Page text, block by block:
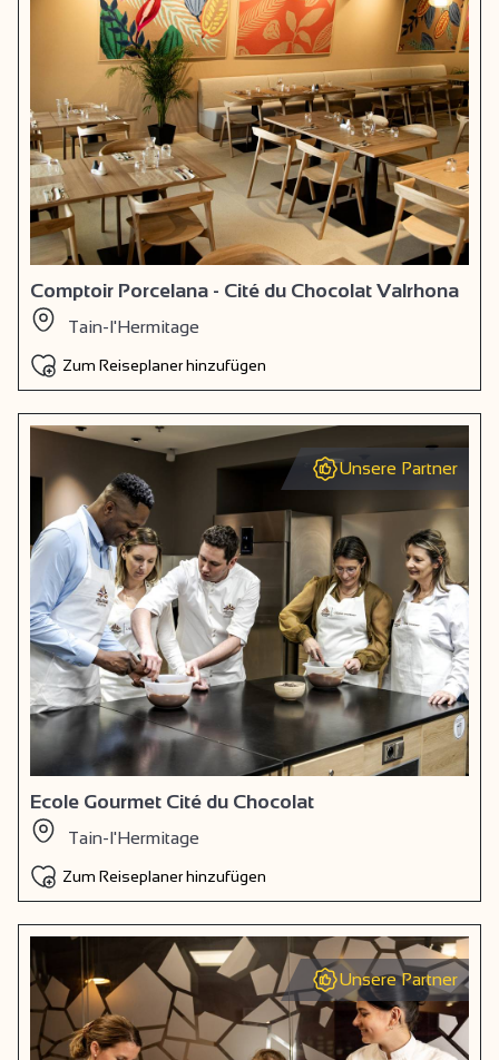
Comptoir Porcelana - Cité du Chocolat Valrhona
Tain-l'Hermitage
Zum Reiseplaner hinzufügen
Unsere Partner
Ecole Gourmet Cité du Chocolat
Tain-l'Hermitage
Zum Reiseplaner hinzufügen
Unsere Partner